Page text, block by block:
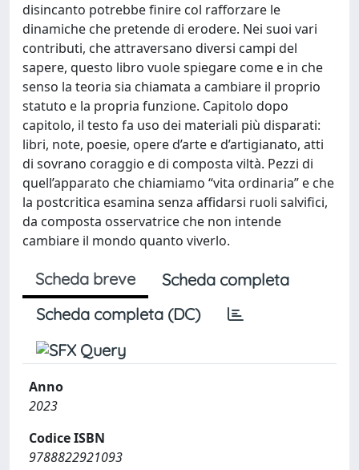
disincanto potrebbe finire col rafforzare le
dinamiche che pretende di erodere. Nei suoi vari
contributi, che attraversano diversi campi del
sapere, questo libro vuole spiegare come e in che
senso la teoria sia chiamata a cambiare il proprio
statuto e la propria funzione. Capitolo dopo
capitolo, il testo fa uso dei materiali più disparati:
libri, note, poesie, opere d’arte e d’artigianato, atti
di sovrano coraggio e di composta viltà. Pezzi di
quell’apparato che chiamiamo “vita ordinaria” e che
la postcritica esamina senza affidarsi ruoli salvifici,
da composta osservatrice che non intende
cambiare il mondo quanto viverlo.
Scheda breve
Scheda completa
Scheda completa (DC)
Anno
2023
Codice ISBN
9788822921093